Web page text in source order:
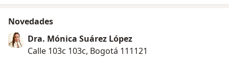
Novedades
Dra. Mónica Suárez López
Calle 103c 103c, Bogotá 111121